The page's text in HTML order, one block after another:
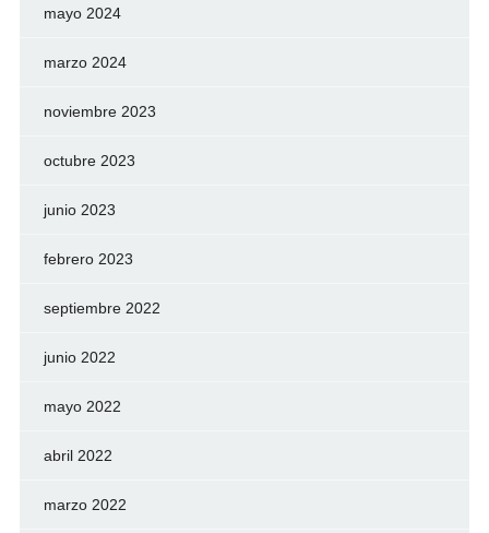
mayo 2024
marzo 2024
noviembre 2023
octubre 2023
junio 2023
febrero 2023
septiembre 2022
junio 2022
mayo 2022
abril 2022
marzo 2022